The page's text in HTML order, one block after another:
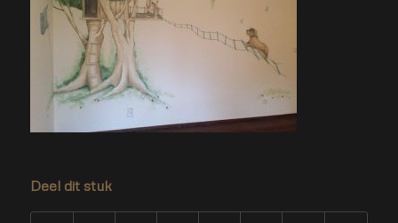
Deel dit stuk